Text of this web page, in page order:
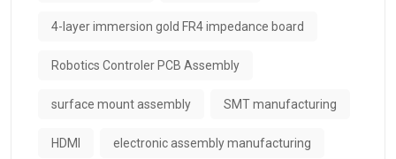
4-layer immersion gold FR4 impedance board
Robotics Controler PCB Assembly
surface mount assembly SMT manufacturing
HDMI electronic assembly manufacturing